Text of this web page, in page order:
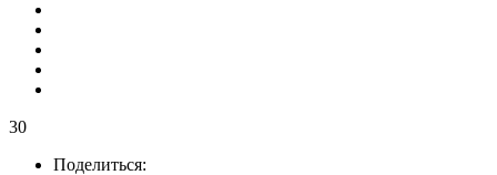
30
Поделиться: